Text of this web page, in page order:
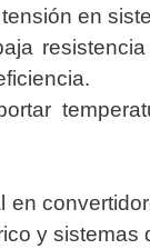
en
en
y sistemas